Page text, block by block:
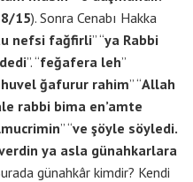
15). Sonra Cenabı Hakka
nefsi fağfirli” “ya Rabbi
dedi”. “feğafera leh”
ğafurur rahim” “Allah
rabbi bima en’amte
” “ve şöyle söyledi.
ya asla günahkarlara
günahkâr kimdir? Kendi